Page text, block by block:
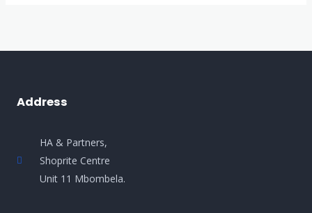
Address
HA & Partners,
Shoprite Centre
Unit 11 Mbombela.